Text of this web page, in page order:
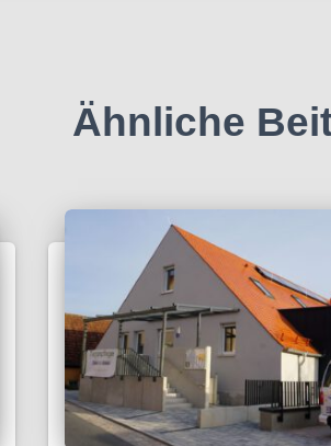
Ähnliche